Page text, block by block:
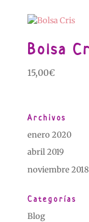
Bolsa
15,00€
Archivos
enero 2020
abril 2019
noviembre 2018
Categorías
Blog